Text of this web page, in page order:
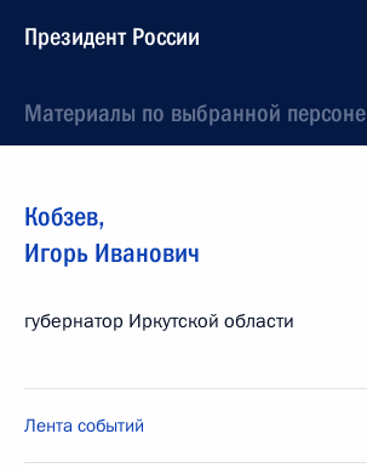
Президент России
Материалы по выбранной персоне
Кобзев,
Игорь Иванович
губернатор Иркутской области
Лента событий